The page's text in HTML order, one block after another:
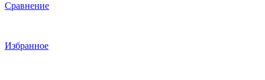
Сравнение
Избранное